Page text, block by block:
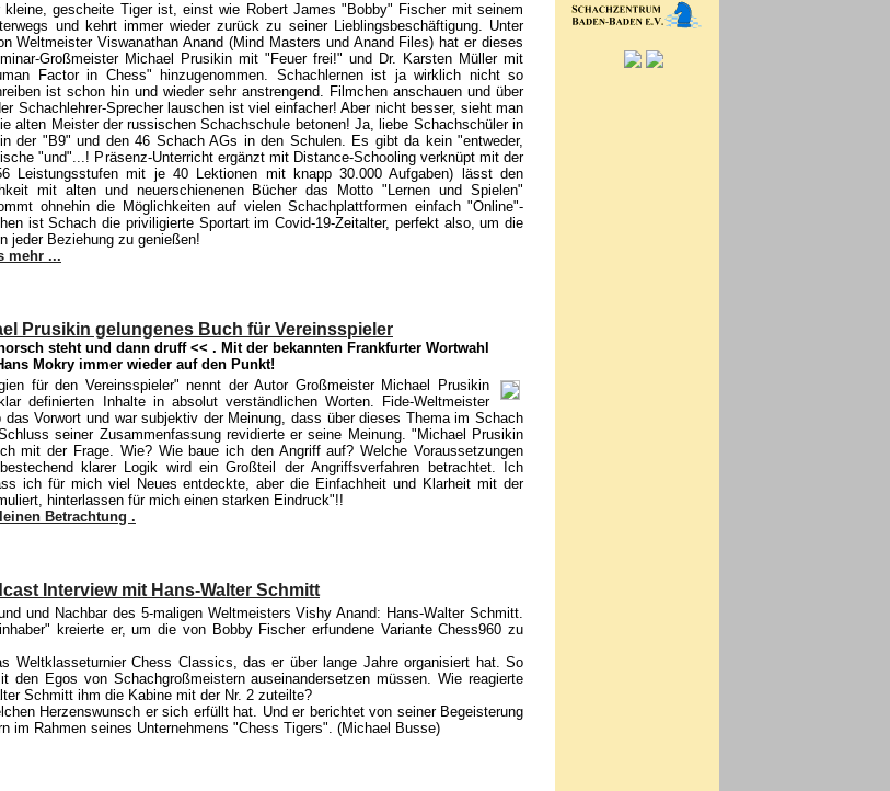
kleine, gescheite Tiger ist, einst wie Robert James "Bobby" Fischer mit seinem
und kehrt immer wieder zurück zu seiner Lieblingsbeschäftigung. Unter
Weltmeister Viswanathan Anand (Mind Masters und Anand Files) hat er dieses
Großmeister Michael Prusikin mit "Feuer frei!" und Dr. Karsten Müller mit
Factor in Chess" hinzugenommen. Schachlernen ist ja wirklich nicht so
ist schon hin und wieder sehr anstrengend. Filmchen anschauen und über
Schachlehrer-Sprecher lauschen ist viel einfacher! Aber nicht besser, sieht man
alten Meister der russischen Schachschule betonen! Ja, liebe Schachschüler in
der "B9" und den 46 Schach AGs in den Schulen. Es gibt da kein "entweder,
"und"...! Präsenz-Unterricht ergänzt mit Distance-Schooling verknüpt mit der
Leistungsstufen mit je 40 Lektionen mit knapp 30.000 Aufgaben) lässt den
mit alten und neuerschienenen Bücher das Motto "Lernen und Spielen"
ohnehin die Möglichkeiten auf vielen Schachplattformen einfach "Online"-
ist Schach die priviligierte Sportart im Covid-19-Zeitalter, perfekt also, um die
jeder Beziehung zu genießen!
mehr ...
Prusikin gelungenes Buch für Vereinsspieler
steht und dann druff << . Mit der bekannten Frankfurter Wortwahl
Mokry immer wieder auf den Punkt!
für den Vereinsspieler" nennt der Autor Großmeister Michael Prusikin
definierten Inhalte in absolut verständlichen Worten. Fide-Weltmeister
Vorwort und war subjektiv der Meinung, dass über dieses Thema im Schach
seiner Zusammenfassung revidierte er seine Meinung. "Michael Prusikin
mit der Frage. Wie? Wie baue ich den Angriff auf? Welche Voraussetzungen
klarer Logik wird ein Großteil der Angriffsverfahren betrachtet. Ich
ich für mich viel Neues entdeckte, aber die Einfachheit und Klarheit mit der
hinterlassen für mich einen starken Eindruck"!!
Betrachtung .
Interview mit Hans-Walter Schmitt
und Nachbar des 5-maligen Weltmeisters Vishy Anand: Hans-Walter Schmitt.
kreierte er, um die von Bobby Fischer erfundene Variante Chess960 zu
Weltklasseturnier Chess Classics, das er über lange Jahre organisiert hat. So
den Egos von Schachgroßmeistern auseinandersetzen müssen. Wie reagierte
Schmitt ihm die Kabine mit der Nr. 2 zuteilte?
Herzenswunsch er sich erfüllt hat. Und er berichtet von seiner Begeisterung
im Rahmen seines Unternehmens "Chess Tigers". (Michael Busse)